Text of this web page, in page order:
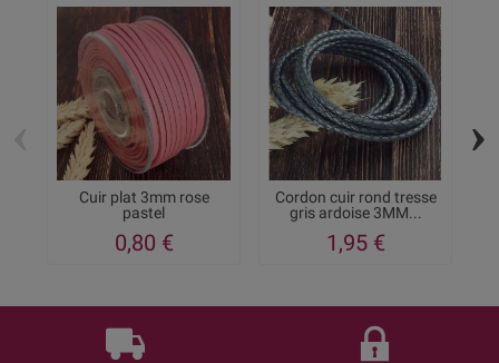
Cuir plat 3mm rose
pastel
0,80 €
Cordon cuir rond tresse
gris ardoise 3MM...
1,95 €
›